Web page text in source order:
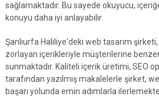
sağlamaktadır. Bu sayede okuyucu,
konuyu daha iyi anlayabilir.
Şanlıurfa Haliliye'deki web tasarım şirketi,
zorlayan içerikleriyle müşterilerine
sunmaktadır. Kaliteli içerik üretimi, SEO
tarafından yazılmış makalelerle şirket,
başarı yolunda emin adımlarla